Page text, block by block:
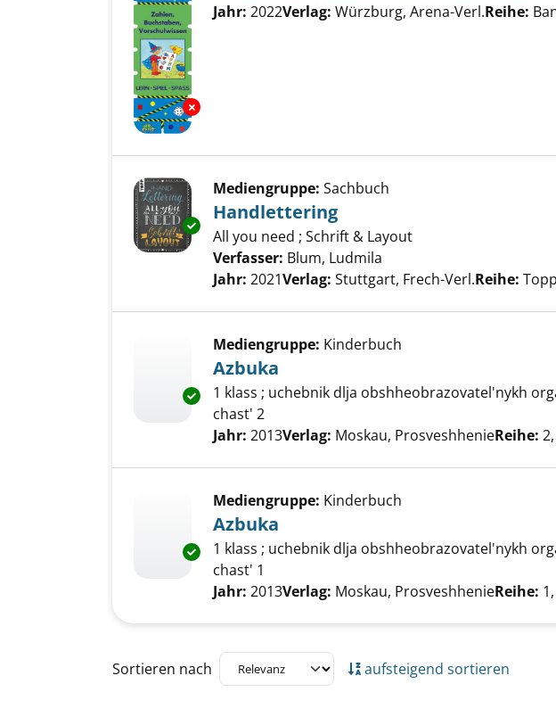
Exemplar-Details von Zahlen, Buchstaben,
Suche nach diesem Verfasser
Jahr: 2022Verlag: Würzburg, Arena-Verl.Reihe:
Exemplar-Details von Handlettering anzeigen
Mediengruppe: Sachbuch
Handlettering
All you need ; Schrift & Layout
Verfasser: Blum, Ludmila
Jahr: 2021Verlag: Stuttgart, Frech-Verl.Reihe:
Exemplar-Details von Azbuka anzeigen
Mediengruppe: Kinderbuch
Azbuka
1 klass ; uchebnik dlja obshheobrazovatel'nykh
chast' 2
Suche nach diesem Verfasser
Jahr: 2013Verlag: Moskau, ProsveshhenieReihe:
Exemplar-Details von Azbuka anzeigen
Mediengruppe: Kinderbuch
Azbuka
1 klass ; uchebnik dlja obshheobrazovatel'nykh
chast' 1
Suche nach diesem Verfasser
Jahr: 2013Verlag: Moskau, ProsveshhenieReihe:
Zu den Suchfiltern springen
Sortieren nach aufsteigend sortieren